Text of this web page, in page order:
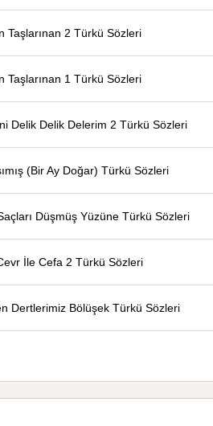
Taşlarınan 2 Türkü Sözleri
Taşlarınan 1 Türkü Sözleri
Delik Delik Delerim 2 Türkü Sözleri
(Bir Ay Doğar) Türkü Sözleri
Düşmüş Yüzüne Türkü Sözleri
İle Cefa 2 Türkü Sözleri
Dertlerimiz Bölüşek Türkü Sözleri